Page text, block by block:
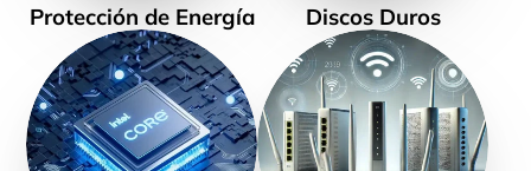
Protección de Energía Discos Duros